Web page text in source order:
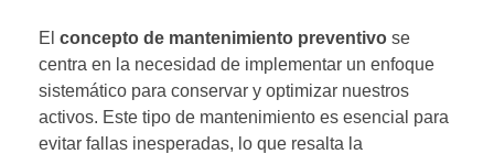
El concepto de mantenimiento preventivo se
centra en la necesidad de implementar un enfoque
sistemático para conservar y optimizar nuestros
activos. Este tipo de mantenimiento es esencial para
evitar fallas inesperadas, lo que resalta la